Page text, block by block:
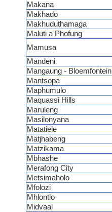
Makana
Makhado
Makhuduthamaga
Maluti a Phofung
Mamusa
Mandeni
Mangaung - Bloemfontein
Mantsopa
Maphumulo
Maquassi Hills
Maruleng
Masilonyana
Matatiele
Matjhabeng
Matzikama
Mbhashe
Merafong City
Metsimaholo
Mfolozi
Mhlontlo
Midvaal